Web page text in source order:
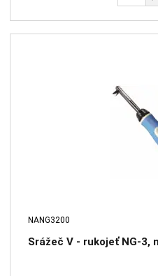
NANG3200
Srážeč V - rukojeť NG-3,